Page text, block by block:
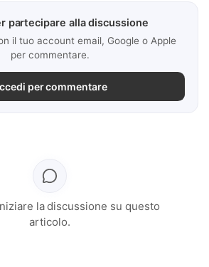
partecipare alla discussione
il tuo account email, Google o Apple
per commentare.
per commentare
la discussione su questo
articolo.